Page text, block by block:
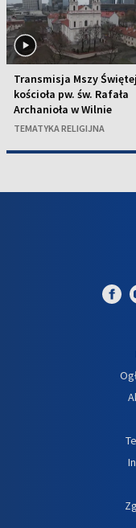
Transmisja Mszy
kościoła pw. św. Rafała
Archanioła w Wilnie
TEMATYKA RELIGIJNA